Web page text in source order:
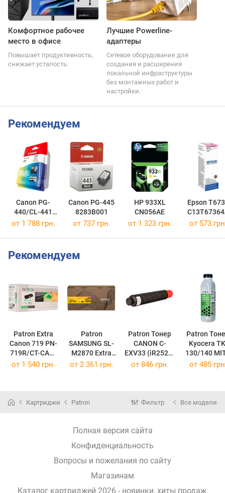
Комфортное рабочее
место в офисе
Повышает продуктивность,
снижает усталость.
Лучшие Powerline-
адаптеры
Сетевое оборудование для
создания и расширения
локальной инфраструктуры
без монтажных работ и
настройки.
Рекомендуем
Canon PG-
440/CL-441
MULTI
Canon PG-445
8283B001
HP 933XL
CN056AE
Epson
от 1 788 грн. от 737 грн. от 1 323 грн. от 573
Рекомендуем
Patron Extra
Canon 719 PN-
719R/CT-CAN-
719-PN-R
Patron
SAMSUNG SL-
M2870 Extra
PN-D115LR
Patron Тонер
CANON C-
EXV33 (iR2520)
Patron
Kyocera
130/140
FS-1300 PN-
от 1 540 грн. от 2 361 грн. от 846 грн. от 485
Картриджи Patron Фильтр Все модели
Полная версия сайта
Конфиденциальность
Вопросы и пожелания по сайту
Магазинам
Каталог картриджей 2026 - новинки, хиты продаж,